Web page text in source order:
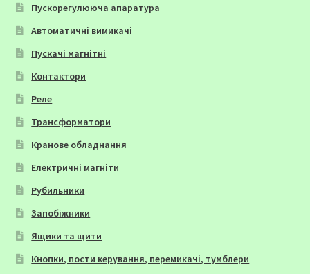
Пускорегулююча апаратура
Автоматичні вимикачі
Пускачі магнітні
Контактори
Реле
Трансформатори
Кранове обладнання
Електричні магніти
Рубильники
Запобіжники
Ящики та щити
Кнопки, пости керування, перемикачі, тумблери